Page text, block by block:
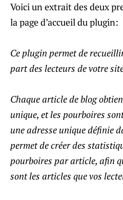
Voici un extrait des deux
la page d’accueil du plugin:
Ce plugin permet de
part des lecteurs de votre
Chaque article de blog
unique, et les pourboires
une adresse unique définie
permet de créer des
pourboires par article, afin
sont les articles que vos